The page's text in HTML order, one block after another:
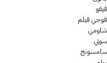
فيفو
فوجي فيلم
شاومي
سوني
سامسونج